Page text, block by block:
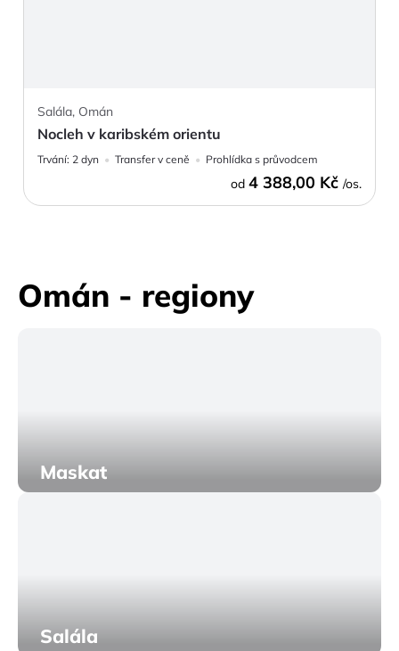
Salála, Omán
Nocleh v karibském orientu
Trvání: 2 dyn Transfer v ceně Prohlídka s průvodcem
od 4 388,00 Kč /os.
Omán - regiony
Maskat
Salála